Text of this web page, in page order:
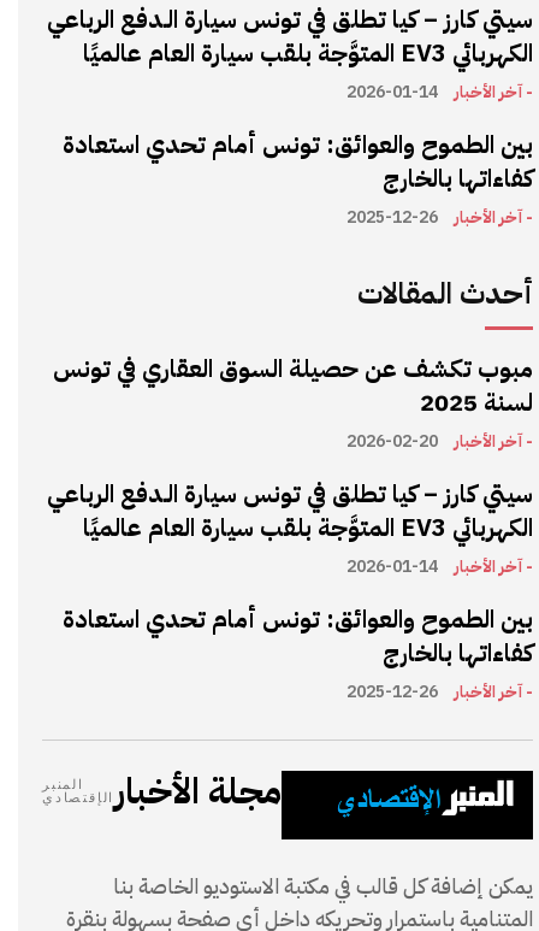
سيتي كارز – كيا تطلق في تونس سيارة الـدفع الرباعي
الكهربائي EV3 المتوَّجة بلقب سيارة العام عالميًا
- آخر الأخبار 2026-01-14
بين الطموح والعوائق: تونس أمام تحدي استعادة
كفاءاتها بالخارج
- آخر الأخبار 2025-12-26
أحدث المقالات
مبوب تكشف عن حصيلة السوق العقاري في تونس
لسنة 2025
- آخر الأخبار 2026-02-20
سيتي كارز – كيا تطلق في تونس سيارة الـدفع الرباعي
الكهربائي EV3 المتوَّجة بلقب سيارة العام عالميًا
- آخر الأخبار 2026-01-14
بين الطموح والعوائق: تونس أمام تحدي استعادة
كفاءاتها بالخارج
- آخر الأخبار 2025-12-26
مجلة الأخبار
المنبر
الإقتصادي
يمكن إضافة كل قالب في مكتبة الاستوديو الخاصة بنا
المتنامية باستمرار وتحريكه داخل أي صفحة بسهولة بنقرة